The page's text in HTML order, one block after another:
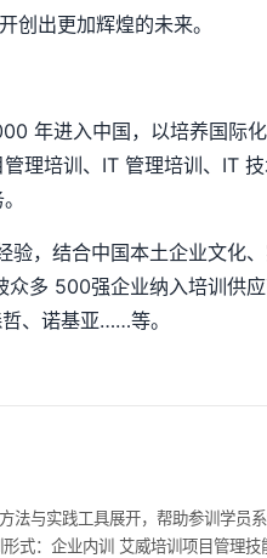
创出更加辉煌的未来。
年进入中国，以培养国际
理培训、IT 管理培训、IT
，结合中国本土企业文化
多 500强企业纳入培训供应
、诺基亚……等。
与实践工具展开，帮助参训学员
式：企业内训 艾威培训项目管理